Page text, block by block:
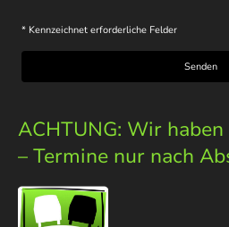
* Kennzeichnet erforderliche Felder
Senden
ACHTUNG: Wir
– Termine nur nach